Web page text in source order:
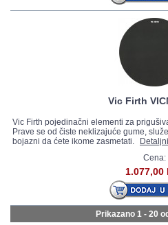
Vic Firth
Vic Firth pojedinačni elementi za
Prave se od čiste neklizajuće gume,
bojazni da ćete ikome zasmetati.
Cena:
1.077,00
Prikazano 1 - 20 od